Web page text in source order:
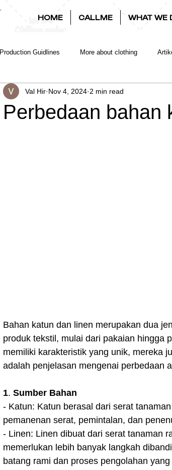
HOME CALLME WHAT WE
Production Guidlines More about clothing
Perbedaan bahan
Val Hir Nov 4, 2024 2 min read
Bahan katun dan linen merupakan dua
produk tekstil, mulai dari pakaian hingga
memiliki karakteristik yang unik, mereka
adalah penjelasan mengenai perbedaan
1. Sumber Bahan
- Katun: Katun berasal dari serat
pemanenan serat, pemintalan, dan
- Linen: Linen dibuat dari serat tanaman
memerlukan lebih banyak langkah
batang rami dan proses pengolahan